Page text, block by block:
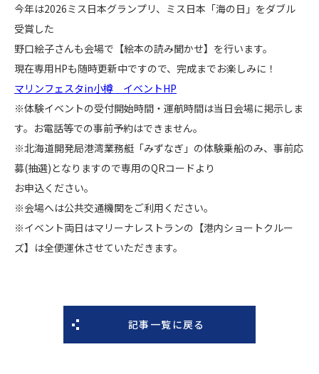
今年は2026ミス日本グランプリ、ミス日本「海の日」をダブル
受賞した
野口絵子さんも会場で【絵本の読み聞かせ】を行います。
現在専用HPも随時更新中ですので、完成までお楽しみに！
マリンフェスタin小樽 イベントHP
※体験イベントの受付開始時間・運航時間は当日会場に掲示しま
す。お電話等での事前予約はできません。
※北海道開発局港湾業務艇「みずなぎ」の体験乗船のみ、事前応
募(抽選)となりますので専用のQRコードより
お申込ください。
※会場へは公共交通機関をご利用ください。
※イベント両日はマリーナレストランの【港内ショートクルー
ズ】は全便運休させていただきます。
記事一覧に戻る